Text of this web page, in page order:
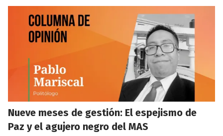
Nueve meses de gestión: El espejismo de
Paz y el agujero negro del MAS